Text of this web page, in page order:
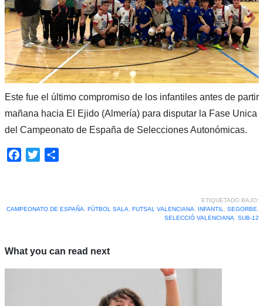
Este fue el último compromiso de los infantiles antes de partir
mañana hacia El Ejido (Almería) para disputar la Fase Unica
del Campeonato de España de Selecciones Autonómicas.
Facebook
Twitter
ETIQUETADO BAJO:
CAMPEONATO DE ESPAÑA
FÚTBOL SALA FUTSAL VALENCIANA INFANTIL SEGORBE
SELECCIÓ VALENCIANA
SUB-12
What you can read next